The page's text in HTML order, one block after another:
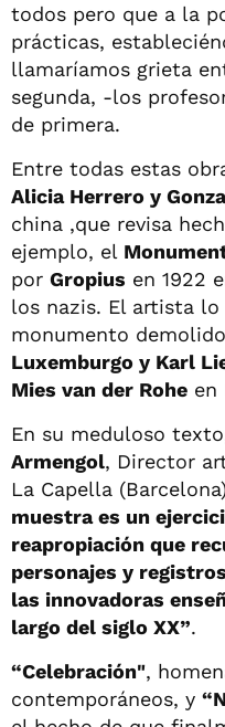
todos pero que a la
prácticas,
llamaríamos grieta
segunda, -los
de primera.
Entre todas estas
Alicia Herrero y
china ,que revisa
ejemplo, el
por Gropius en 1922
los nazis. El artista
monumento
Luxemburgo y Karl
Mies van der Rohe en
En su meduloso
Armengol, Director
La Capella
muestra es un
reapropiación que
personajes y
las innovadoras
largo del siglo XX”.
“Celebración",
contemporáneos, y